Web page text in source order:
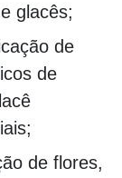
glacês;
de
de
de flores,